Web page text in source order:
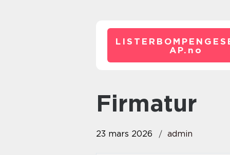
AP. no
firmatur
23 mars 2026 admin